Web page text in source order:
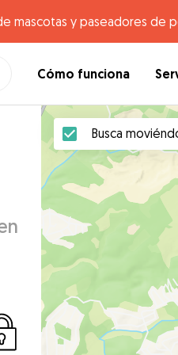
mascotas y paseadores de
Cómo funciona
Busca